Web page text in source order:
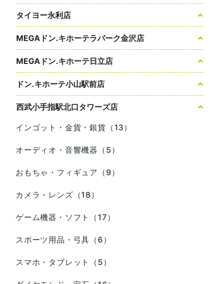
タイヨー永利店
MEGAドン.キホーテラパーク金沢店
MEGAドン.キホーテ日立店
ドン.キホーテ小山駅前店
西武小手指駅北口タワーズ店
インゴット・金貨・銀貨（13）
オーディオ・音響機器（5）
おもちゃ・フィギュア（9）
カメラ・レンズ（18）
ゲーム機器・ソフト（17）
スポーツ用品・弓具（6）
スマホ・タブレット（5）